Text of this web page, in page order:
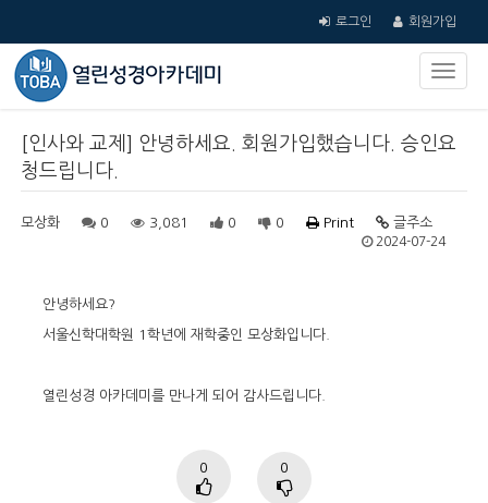
로그인 회원가입
[인사와 교제] 안녕하세요. 회원가입했습니다. 승인요
청드립니다.
모상화 0 3,081 0 0 Print 글주소
2024-07-24
안녕하세요?
서울신학대학원 1학년에 재학중인 모상화입니다.
열린성경 아카데미를 만나게 되어 감사드립니다.
0 0